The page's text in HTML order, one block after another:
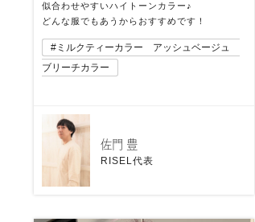
似合わせやすいハイトーンカラー♪
どんな服でもあうからおすすめです！
ミルクティーカラー アッシュベージュ
ブリーチカラー
佐門 豊
RISEL代表